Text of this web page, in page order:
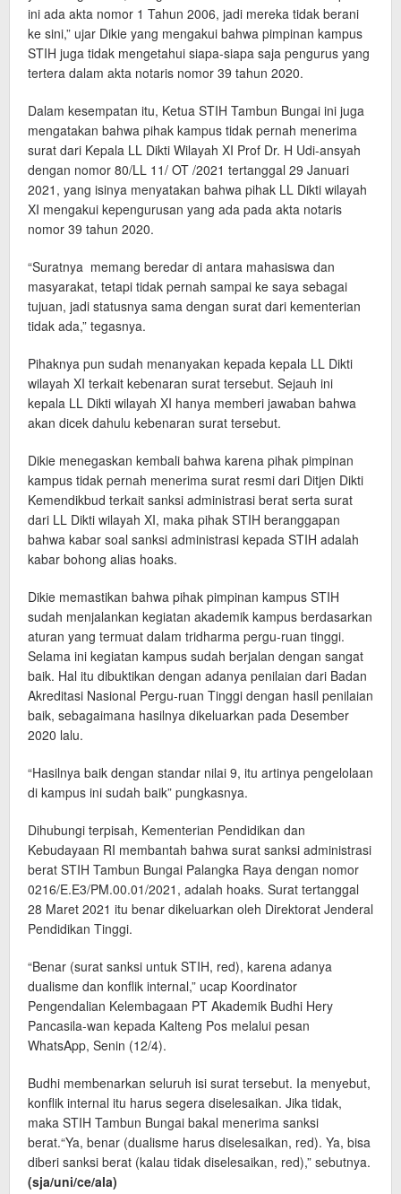
ini ada akta nomor 1 Tahun 2006, jadi mereka tidak berani
ke sini,” ujar Dikie yang mengakui bahwa pimpinan kampus
STIH juga tidak mengetahui siapa-siapa saja pengurus yang
tertera dalam akta notaris nomor 39 tahun 2020.
Dalam kesempatan itu, Ketua STIH Tambun Bungai ini juga
mengatakan bahwa pihak kampus tidak pernah menerima
surat dari Kepala LL Dikti Wilayah XI Prof Dr. H Udi-ansyah
dengan nomor 80/LL 11/ OT /2021 tertanggal 29 Januari
2021, yang isinya menyatakan bahwa pihak LL Dikti wilayah
XI mengakui kepengurusan yang ada pada akta notaris
nomor 39 tahun 2020.
“Suratnya memang beredar di antara mahasiswa dan
masyarakat, tetapi tidak pernah sampai ke saya sebagai
tujuan, jadi statusnya sama dengan surat dari kementerian
tidak ada,” tegasnya.
Pihaknya pun sudah menanyakan kepada kepala LL Dikti
wilayah XI terkait kebenaran surat tersebut. Sejauh ini
kepala LL Dikti wilayah XI hanya memberi jawaban bahwa
akan dicek dahulu kebenaran surat tersebut.
Dikie menegaskan kembali bahwa karena pihak pimpinan
kampus tidak pernah menerima surat resmi dari Ditjen Dikti
Kemendikbud terkait sanksi administrasi berat serta surat
dari LL Dikti wilayah XI, maka pihak STIH beranggapan
bahwa kabar soal sanksi administrasi kepada STIH adalah
kabar bohong alias hoaks.
Dikie memastikan bahwa pihak pimpinan kampus STIH
sudah menjalankan kegiatan akademik kampus berdasarkan
aturan yang termuat dalam tridharma pergu-ruan tinggi.
Selama ini kegiatan kampus sudah berjalan dengan sangat
baik. Hal itu dibuktikan dengan adanya penilaian dari Badan
Akreditasi Nasional Pergu-ruan Tinggi dengan hasil penilaian
baik, sebagaimana hasilnya dikeluarkan pada Desember
2020 lalu.
“Hasilnya baik dengan standar nilai 9, itu artinya pengelolaan
di kampus ini sudah baik” pungkasnya.
Dihubungi terpisah, Kementerian Pendidikan dan
Kebudayaan RI membantah bahwa surat sanksi administrasi
berat STIH Tambun Bungai Palangka Raya dengan nomor
0216/E.E3/PM.00.01/2021, adalah hoaks. Surat tertanggal
28 Maret 2021 itu benar dikeluarkan oleh Direktorat Jenderal
Pendidikan Tinggi.
“Benar (surat sanksi untuk STIH, red), karena adanya
dualisme dan konflik internal,” ucap Koordinator
Pengendalian Kelembagaan PT Akademik Budhi Hery
Pancasila-wan kepada Kalteng Pos melalui pesan
WhatsApp, Senin (12/4).
Budhi membenarkan seluruh isi surat tersebut. Ia menyebut,
konflik internal itu harus segera diselesaikan. Jika tidak,
maka STIH Tambun Bungai bakal menerima sanksi
berat.“Ya, benar (dualisme harus diselesaikan, red). Ya, bisa
diberi sanksi berat (kalau tidak diselesaikan, red),” sebutnya.
(sja/uni/ce/ala)